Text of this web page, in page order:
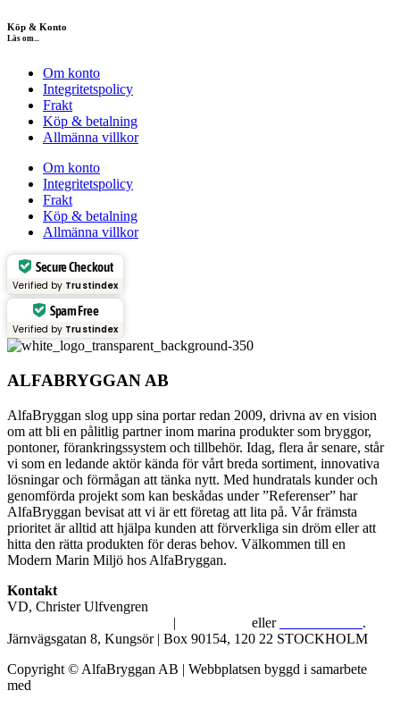
Köp & Konto
Läs om...
Om konto
Integritetspolicy
Frakt
Köp & betalning
Allmänna villkor
Om konto
Integritetspolicy
Frakt
Köp & betalning
Allmänna villkor
Secure Checkout
Verified by Trustindex
Spam Free
Verified by Trustindex
ALFABRYGGAN AB
AlfaBryggan slog upp sina portar redan 2009, drivna av en vision
om att bli en pålitlig partner inom marina produkter som bryggor,
pontoner, förankringssystem och tillbehör. Idag, flera år senare, står
vi som en ledande aktör kända för vårt breda sortiment, innovativa
lösningar och förmågan att tänka nytt. Med hundratals kunder och
genomförda projekt som kan beskådas under ”Referenser” har
AlfaBryggan bevisat att vi är ett företag att lita på. Vår främsta
prioritet är alltid att hjälpa kunden att förverkliga sin dröm eller att
hitta den rätta produkten för deras behov. Välkommen till en
Modern Marin Miljö hos AlfaBryggan.
Kontakt
VD, Christer Ulfvengren
| eller
.
Järnvägsgatan 8, Kungsör | Box 90154, 120 22 STOCKHOLM
Copyright © AlfaBryggan AB | Webbplatsen byggd i samarbete
med